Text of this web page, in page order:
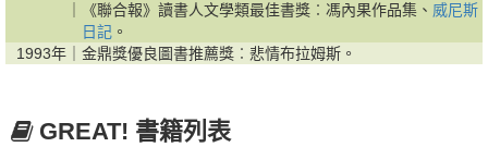
《聯合報》讀書人文學類最佳書獎︰馮內果作品集、 威尼斯
日記 。
1993年｜ 金鼎獎優良圖書推薦獎︰悲情布拉姆斯。
GREAT! 書籍列表